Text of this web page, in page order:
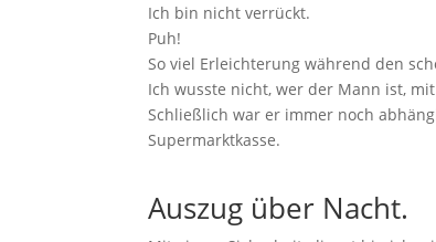
Ich bin nicht verrückt.
Puh!
So viel Erleichterung während den
Ich wusste nicht, wer der Mann ist,
Schließlich war er immer noch
Supermarktkasse.
Auszug über Nacht.